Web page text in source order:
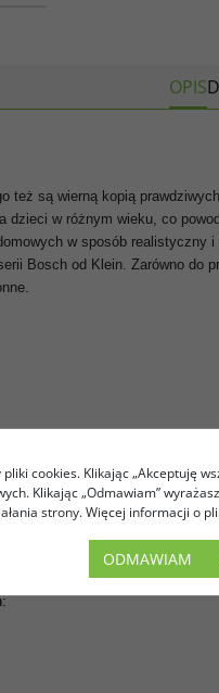
OPIS
też są wierną kopią
w różnym wieku, co
w sposób
Bosch od Klein. Zarówno do
z dbałością o szczegóły, z
Klein gwarantują świetną
:
cookies. Klikając „Akceptuję
Klikając „Odmawiam”
strony. Więcej informacji o
ODMAWIAM